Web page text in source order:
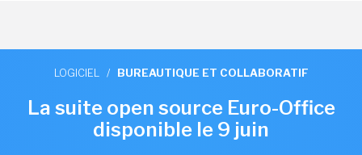
LOGICIEL / BUREAUTIQUE ET COLLABORATIF
La suite open source Euro-Office
disponible le 9 juin